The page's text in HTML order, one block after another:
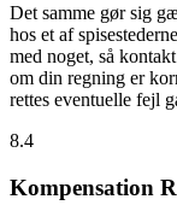
Det samme gør sig
hos et af
med noget, så
om din regning er
rettes eventuelle fejl
8.4
Kompensation